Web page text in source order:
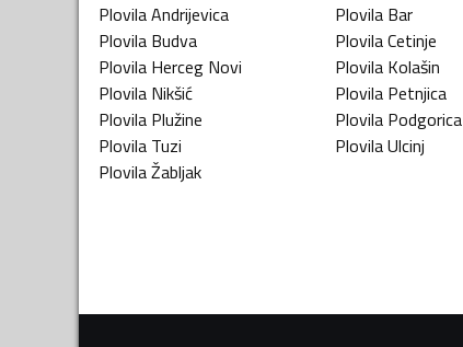
PlovilaAndrijevica Plovila Bar
Plovila Budva PlovilaCetinje
Plovila Herceg Novi Plovila Kolašin
Plovila Nikšić Plovila Petnjica
Plovila Plužine Plovila Podgorica
Plovila Tuzi PlovilaUlcinj
PlovilaŽabljak